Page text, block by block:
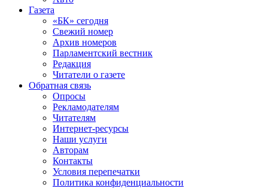
Газета
«БК» сегодня
Свежий номер
Архив номеров
Парламентский вестник
Редакция
Читатели о газете
Обратная связь
Опросы
Рекламодателям
Читателям
Интернет-ресурсы
Наши услуги
Авторам
Контакты
Условия перепечатки
Политика конфиденциальности